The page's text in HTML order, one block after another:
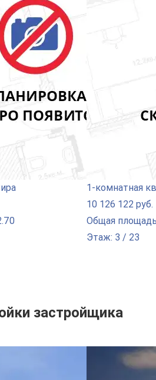
1-комнатная
10 126 122 руб.
Общая
Этаж: 3 / 23
застройщика